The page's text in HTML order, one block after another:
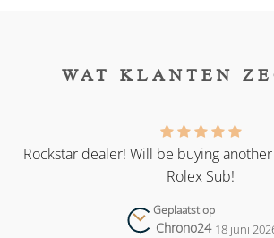
WAT KLANTEN
Rockstar dealer! Will be buying
Rolex Sub!
Geplaatst op
Chrono24 18 juni